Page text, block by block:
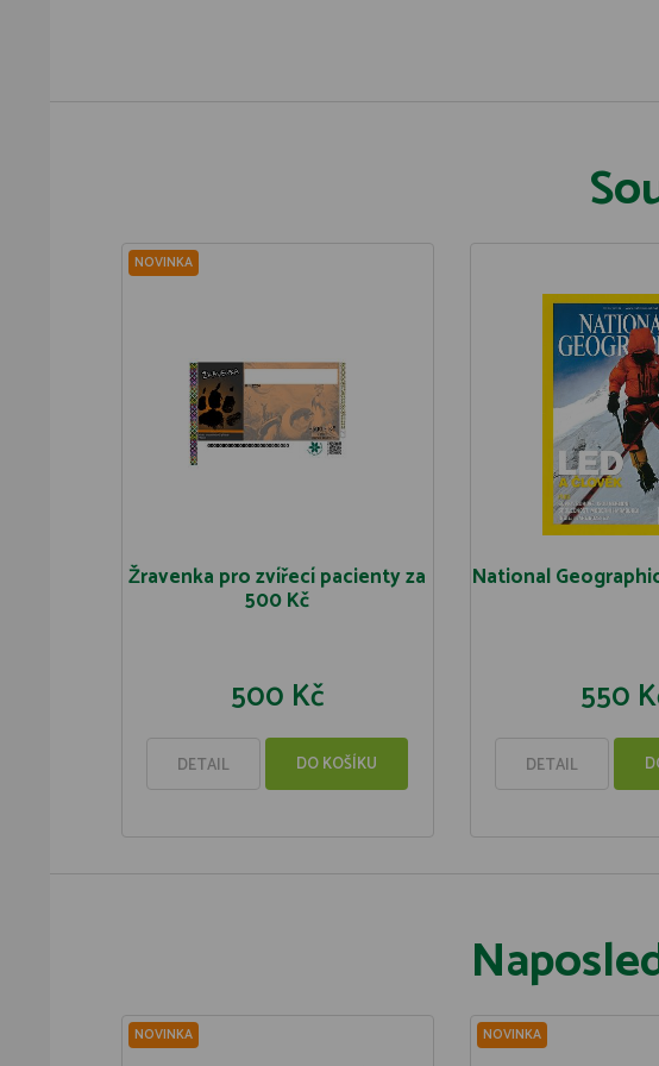
NOVINKA
Žravenka pro zvířecí pacienty za
500 Kč
500 Kč
DETAIL DO KOŠÍKU
National
550
DETAIL
NOVINKA NOVINKA